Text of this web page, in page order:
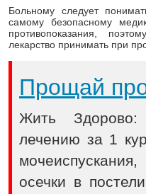
Больному следует
самому безопасному
противопоказания,
лекарство принимать при
Прощай
Жить Здорово:
лечению за 1
осечки в